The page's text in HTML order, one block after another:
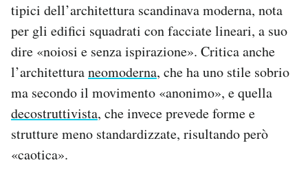
tipici dell’architettura scandinava moderna, nota
per gli edifici squadrati con facciate lineari, a suo
dire «noiosi e senza ispirazione». Critica anche
l’architetturaneomoderna, che ha uno stile sobrio
ma secondo il movimento «anonimo», e quella
decostruttivista, che invece prevede forme e
strutture meno standardizzate, risultando però
«caotica».